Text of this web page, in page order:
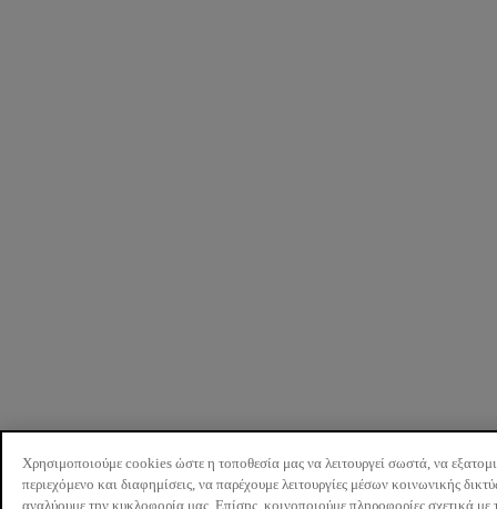
Χρησιμοποιούμε cookies ώστε η τοποθεσία μας να λειτουργεί σωστά, να
περιεχόμενο και διαφημίσεις, να παρέχουμε λειτουργίες μέσων κοινωνικής
αναλύουμε την κυκλοφορία μας. Επίσης, κοινοποιούμε πληροφορίες σχετικά με